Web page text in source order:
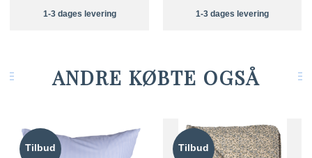
1-3 dages levering 1-3 dages levering
ANDRE KØBTE OGSÅ
Tilbud Tilbud